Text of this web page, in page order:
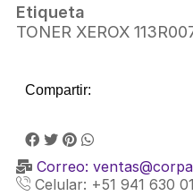
Etiqueta
TONER XEROX
Compartir:
Correo:
Celular: +51 941 630